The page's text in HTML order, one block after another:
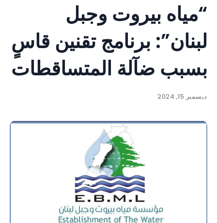
“مياه بيروت وجبل
لبنان”: برنامج تقنين قاسٍ
بسبب ضآلة المتساقطات
ديسمبر 15, 2024